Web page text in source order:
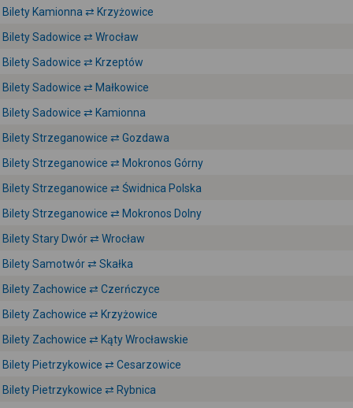
Bilety Kamionna ⇄ Krzyżowice
Bilety Sadowice ⇄ Wrocław
Bilety Sadowice ⇄ Krzeptów
Bilety Sadowice ⇄ Małkowice
Bilety Sadowice ⇄ Kamionna
Bilety Strzeganowice ⇄ Gozdawa
Bilety Strzeganowice ⇄ Mokronos Górny
Bilety Strzeganowice ⇄ Świdnica Polska
Bilety Strzeganowice ⇄ Mokronos Dolny
Bilety Stary Dwór ⇄ Wrocław
Bilety Samotwór ⇄ Skałka
Bilety Zachowice ⇄ Czerńczyce
Bilety Zachowice ⇄ Krzyżowice
Bilety Zachowice ⇄ Kąty Wrocławskie
Bilety Pietrzykowice ⇄ Cesarzowice
Bilety Pietrzykowice ⇄ Rybnica